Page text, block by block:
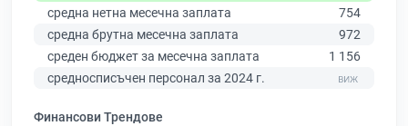
средна нетна месечна заплата
754
средна брутна месечна заплата
972
среден бюджет за месечна заплата
1 156
средносписъчен персонал за 2024 г.
Финансови Трендове